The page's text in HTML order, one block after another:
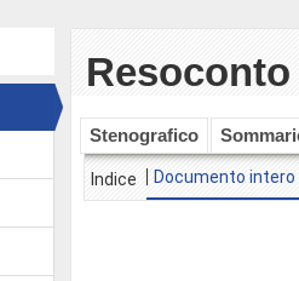
Stenografico
Indice Documento intero